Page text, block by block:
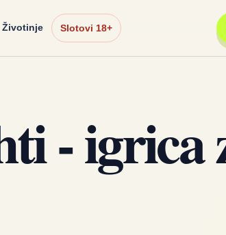
Životinje Slotovi 18+
- igrica